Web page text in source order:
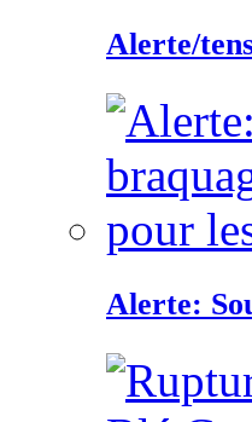
Alerte/
Alerte: